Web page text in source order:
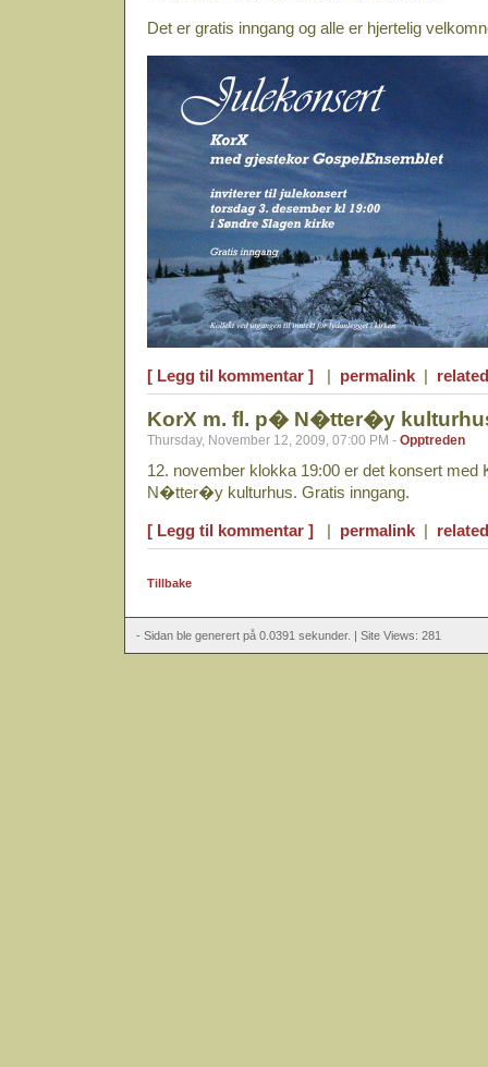
Det er gratis inngang og alle er hjertelig
[ Legg til kommentar ] | permalink |
KorX m. fl. p� N�tter�y
Thursday, November 12, 2009, 07:00 PM - Opptreden
12. november klokka 19:00 er det konsert
N�tter�y kulturhus. Gratis inngang.
[ Legg til kommentar ] | permalink |
Tillbake
- Sidan ble generert på 0.0391 sekunder. | Site Views: 281